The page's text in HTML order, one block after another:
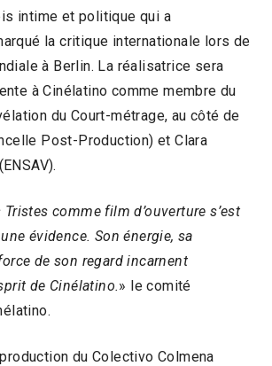
intime et politique qui a
la critique internationale lors de
à Berlin. La réalisatrice sera
à Cinélatino comme membre du
du Court-métrage, au côté de
Post-Production) et Clara
comme film d’ouverture s’est
évidence. Son énergie, sa
de son regard incarnent
de Cinélatino.» le comité
du Colectivo Colmena